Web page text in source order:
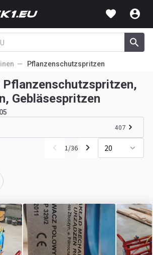
Pflanzenschutzspritzen
Pflanzenschutzspritzen,
Gebläsespritzen
407
1/36 20